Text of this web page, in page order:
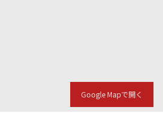
Google Mapで開く